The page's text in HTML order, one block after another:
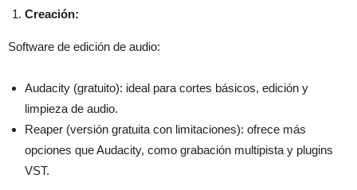
Creación:
Software de edición de audio:
Audacity (gratuito): ideal para cortes básicos, edición y
limpieza de audio.
Reaper (versión gratuita con limitaciones): ofrece más
opciones que Audacity, como grabación multipista y plugins
VST.